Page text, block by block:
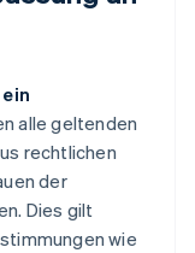
alle geltenden
rechtlichen
der
Dies gilt
wie